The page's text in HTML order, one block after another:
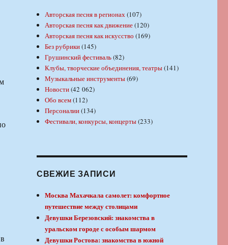
Авторская песня в регионах(107)
Авторская песня как движение(120)
Авторская песня как искусство (169)
Без рубрики(145)
Грушинский фестиваль(82)
Клубы, творческие объединения, театры(141)
Музыкальные инструменты(69)
Новости(42 062)
Обо всем(112)
Персоналии(134)
Фестивали, конкурсы, концерты(233)
СВЕЖИЕ ЗАПИСИ
Москва Махачкала самолет: комфортное
путешествие между столицами
Девушки Березовский: знакомства в
уральском городе с особым шармом
Девушки Ростова: знакомства в южной